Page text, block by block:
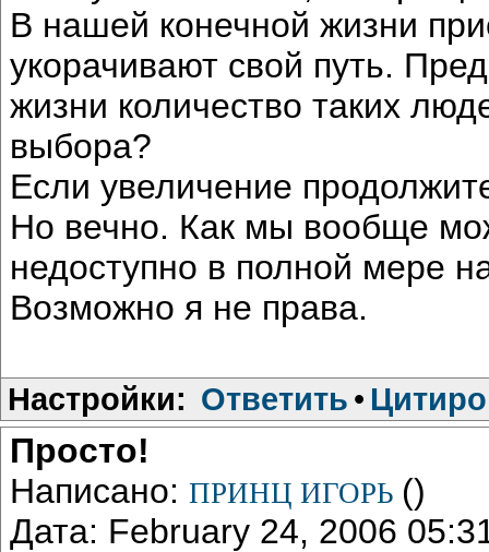
В нашей конечной жизни
укорачивают свой путь.
жизни количество таких
выбора?
Если увеличение
Но вечно. Как мы вообще
недоступно в полной мере
Возможно я не права.
Настройки: Ответить •
Просто!
Написано: ПРИНЦ ИГОРЬ ()
Дата: February 24, 2006